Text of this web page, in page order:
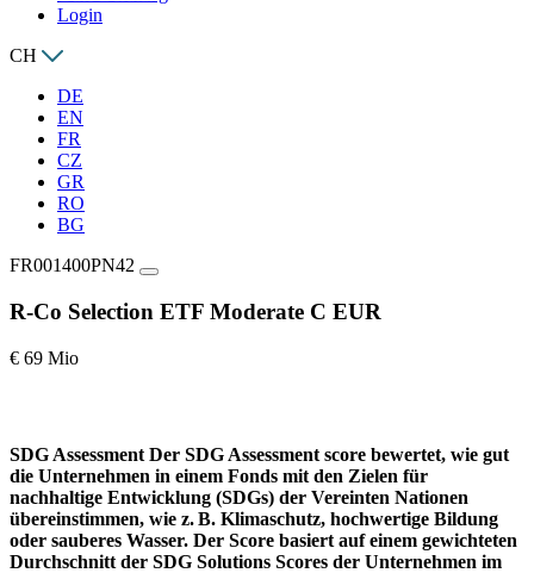
Login
CH
DE
EN
FR
CZ
GR
RO
BG
FR001400PN42
R-Co Selection ETF Moderate C EUR
€ 69 Mio
SDG Assessment Der SDG Assessment score bewertet, wie gut
die Unternehmen in einem Fonds mit den Zielen für
nachhaltige Entwicklung (SDGs) der Vereinten Nationen
übereinstimmen, wie z. B. Klimaschutz, hochwertige Bildung
oder sauberes Wasser. Der Score basiert auf einem gewichteten
Durchschnitt der SDG Solutions Scores der Unternehmen im